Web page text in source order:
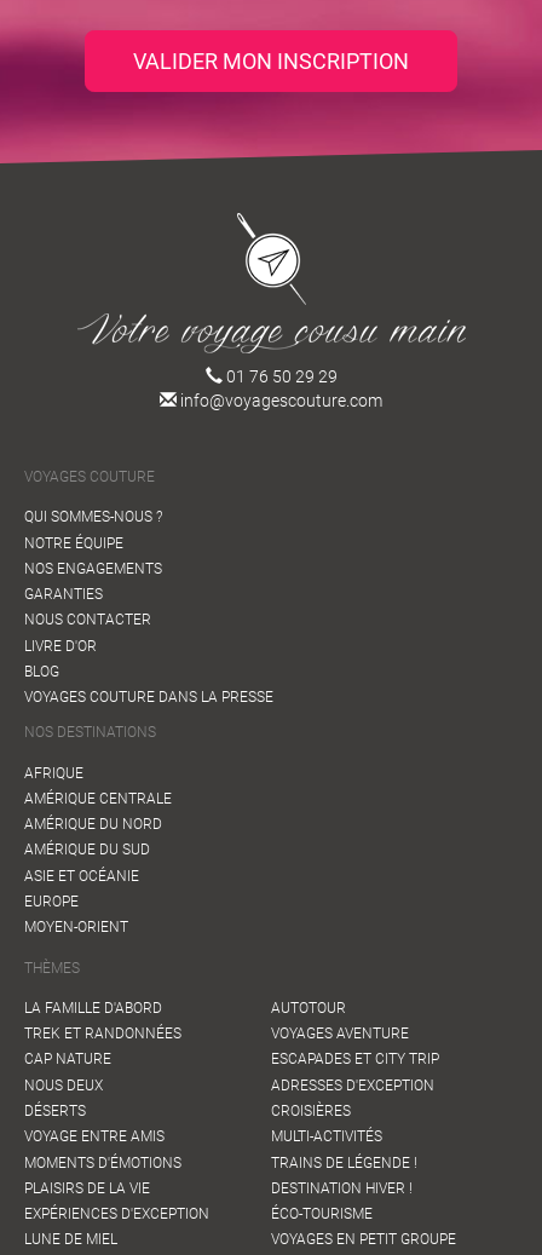
VALIDER MON INSCRIPTION
01 76 50 29 29
info@voyagescouture.com
VOYAGES COUTURE
QUI SOMMES-NOUS ?
NOTRE ÉQUIPE
NOS ENGAGEMENTS
GARANTIES
NOUS CONTACTER
LIVRE D'OR
BLOG
VOYAGES COUTURE DANS LA PRESSE
NOS DESTINATIONS
AFRIQUE
AMÉRIQUE CENTRALE
AMÉRIQUE DU NORD
AMÉRIQUE DU SUD
ASIE ET OCÉANIE
EUROPE
MOYEN-ORIENT
THÈMES
LA FAMILLE D'ABORD
TREK ET RANDONNÉES
CAP NATURE
NOUS DEUX
DÉSERTS
VOYAGE ENTRE AMIS
MOMENTS D'ÉMOTIONS
PLAISIRS DE LA VIE
EXPÉRIENCES D'EXCEPTION
LUNE DE MIEL
AUTOTOUR
VOYAGES AVENTURE
ESCAPADES ET CITY TRIP
ADRESSES D'EXCEPTION
CROISIÈRES
MULTI-ACTIVITÉS
TRAINS DE LÉGENDE !
DESTINATION HIVER !
ÉCO-TOURISME
VOYAGES EN PETIT GROUPE